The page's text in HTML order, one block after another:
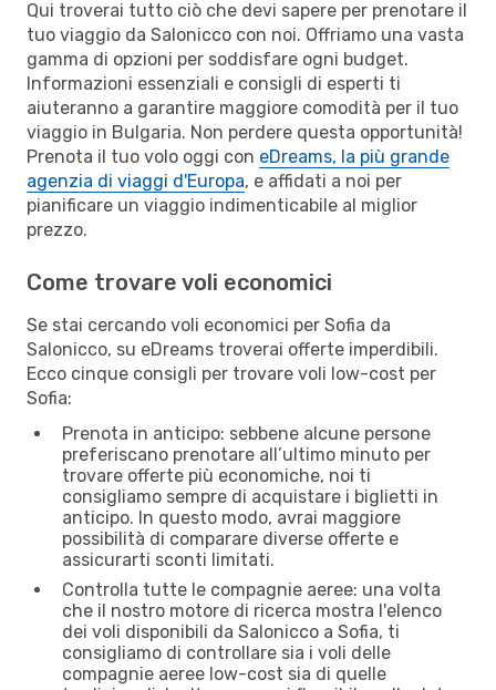
Qui troverai tutto ciò che devi sapere per prenotare il
tuo viaggio da Salonicco con noi. Offriamo una vasta
gamma di opzioni per soddisfare ogni budget.
Informazioni essenziali e consigli di esperti ti
aiuteranno a garantire maggiore comodità per il tuo
viaggio in Bulgaria. Non perdere questa opportunità!
Prenota il tuo volo oggi con eDreams, la più grande
agenzia di viaggi d'Europa, e affidati a noi per
pianificare un viaggio indimenticabile al miglior
prezzo.
Come trovare voli economici
Se stai cercando voli economici per Sofia da
Salonicco, su eDreams troverai offerte imperdibili.
Ecco cinque consigli per trovare voli low-cost per
Sofia:
Prenota in anticipo: sebbene alcune persone
preferiscano prenotare all’ultimo minuto per
trovare offerte più economiche, noi ti
consigliamo sempre di acquistare i biglietti in
anticipo. In questo modo, avrai maggiore
possibilità di comparare diverse offerte e
assicurarti sconti limitati.
Controlla tutte le compagnie aeree: una volta
che il nostro motore di ricerca mostra l'elenco
dei voli disponibili da Salonicco a Sofia, ti
consigliamo di controllare sia i voli delle
compagnie aeree low-cost sia di quelle